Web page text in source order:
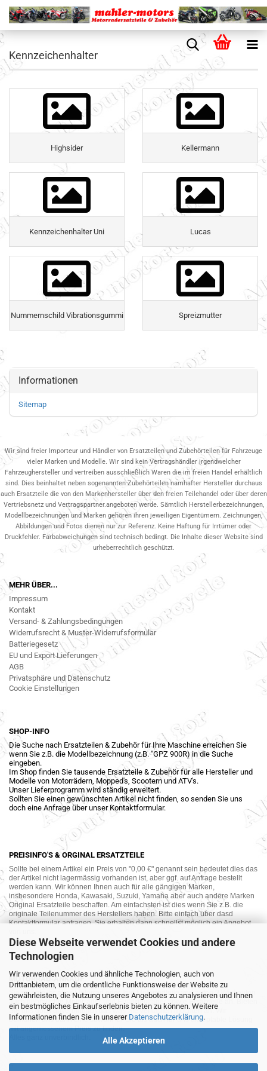
Diese Webseite verwendet Cookies und andere
Technologien
Wir verwenden Cookies und ähnliche Technologien, auch von
Drittanbietern, um die ordentliche Funktionsweise der Website zu
gewährleisten, die Nutzung unseres Angebotes zu analysieren und Ihnen
ein bestmögliches Einkaufserlebnis bieten zu können. Weitere
Informationen finden Sie in unserer Datenschutzerklärung.
Alle Akzeptieren
Kennzeichenhalter
Highsider Kellermann
Kennzeichenhalter Uni Lucas
Nummernschild Vibrationsgummi Spreizmutter
Informationen
Sitemap
Wir sind freier Importeur und Händler von Ersatzteilen und Zubehörteilen für Fahrzeuge
vieler Marken und Modelle. Wir sind kein Vertragshändler irgendwelcher
Fahrzeughersteller und vertreiben ausschließlich Waren die im freien Handel erhältlich
sind. Dies beinhaltet neben sogenannten Zubehörteilen namhafter Hersteller durchaus
auch Ersatzteile die von den Markenhersteller über den freien Teilehandel oder über deren
Vertriebsnetz und Vertragspartner.angeboten werde. Sämtlich Herstellerbezeichnungen,
Modellbezeichnungen und Marken gehören ihren jeweiligen Eigentümern. Zeichnungen,
Abbildungen und Fotos dienen nur zur Referenz. Keine Haftung für Irrtümer oder
Druckfehler. Farbabweichungen sind technisch bedingt. Die Inhalte dieser Website sind
urheberrechtlich geschützt.
MEHR ÜBER...
Impressum
Kontakt
Versand- & Zahlungsbedingungen
Widerrufsrecht & Muster-Widerrufsformular
Batteriegesetz
EU und Export Lieferungen
AGB
Privatsphäre und Datenschutz
Cookie Einstellungen
SHOP-INFO
Die Suche nach Ersatzteilen & Zubehör für Ihre Maschine erreichen Sie
wenn Sie z.B. die Modellbezeichnung (z.B. "GPZ 900R) in die Suche
eingeben.
Im Shop finden Sie tausende Ersatzteile & Zubehör für alle Hersteller und
Modelle von Motorrädern, Mopped's, Scootern und ATV's.
Unser Lieferprogramm wird ständig erweitert.
Sollten Sie einen gewünschten Artikel nicht finden, so senden Sie uns
doch eine Anfrage über unser Kontaktformular.
PREISINFO'S & ORGINAL ERSATZTEILE
Sollte bei einem Artikel ein Preis von "0,00 €" genannt sein bedeutet dies das
der Artikel nicht lagermässig vorhanden ist, aber ggf. auf Anfrage bestellt
werden kann. Wir können Ihnen auch für alle gängigen Marken,
insbesondere Honda, Kawasaki, Suzuki, Yamaha aber auch andere Marken
Original Ersatzteile beschaffen. Am einfachsten ist dies wenn Sie z.B. die
originale Teilenummer des Herstellers haben. Bitte einfach über dasd
Kontaktformular anfragen. Sie erhalten dann schnellst möglich ein Angebot
MOTORRAD-ANKAUF
Sie möchte Ihr altes Motorrad oder Ihre Motorradteile verkaufen ? Wir kaufen
auch gebrauchte Motorräder und Ersatzteilträger sowie Ersatzteile an. Bieten
Sie uns doch unverbindlich das was Sie verkaufen möchten an. Wir
bemühen uns dann eine sowohl für Sie als auch für uns akzeptable Lösung
mit angemessenem Preis zu finden.